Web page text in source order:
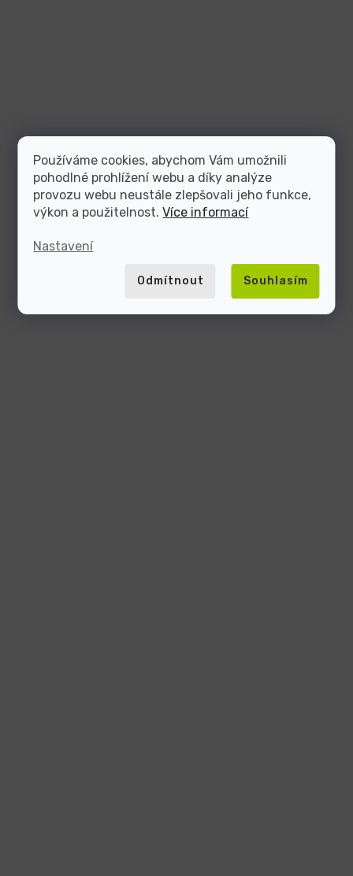
Používáme cookies, abychom Vám umožnili
pohodlné prohlížení webu a díky analýze
provozu webu neustále zlepšovali jeho funkce,
výkon a použitelnost.Více informací
Nastavení
Odmítnout Souhlasím